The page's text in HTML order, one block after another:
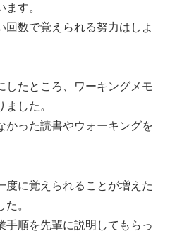
す。
回数で覚えられる努力はしよ
したところ、ワーキングメモ
した。
かった読書やウォーキングを
度に覚えられることが増えた
。
手順を先輩に説明してもらっ